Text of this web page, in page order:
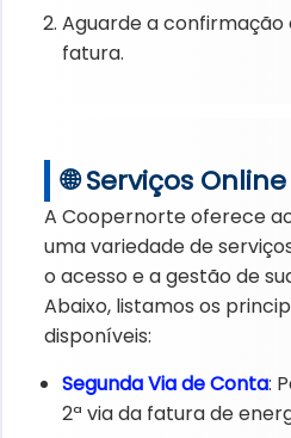
Aguarde a confirmação
fatura.
🌐 Serviços
A Coopernorte oferece
uma variedade de
o acesso e a gestão de
Abaixo, listamos os
disponíveis:
Segunda Via de Conta:
2ª via da fatura de